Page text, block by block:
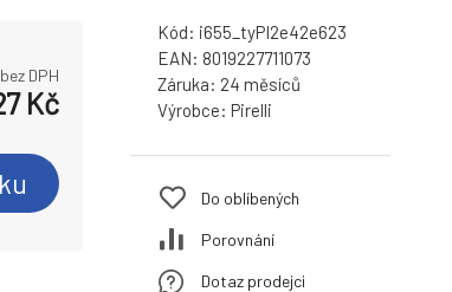
DPH
Kč
Kód: i655_tyPI2e42e623
EAN: 8019227711073
Záruka: 24 měsíců
Výrobce: Pirelli
Do oblíbených
Porovnání
Dotaz prodejci